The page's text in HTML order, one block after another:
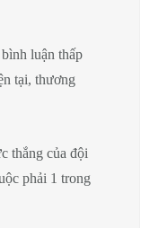
luận thấp
tại, thương
thắng của đội
phải 1 trong